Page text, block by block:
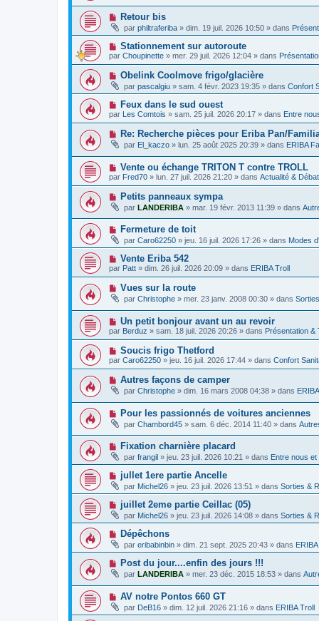
s
a
g
e
u
m
e
s
s
a
g
e
v
a
u
m
e
s
s
a
g
e
N
u
v
e
a
u
m
e
s
s
a
g
e
Retour bis
par philtraferiba » dim. 19 juil. 2026 10:50 » dans
N
o
u
e
a
u
m
e
s
s
a
g
e
Stationnement sur autoroute
par Choupinette » mer. 29 juil. 2026 12:04 » dans
N
u
v
e
a
u
m
e
s
s
a
g
e
Obelink Coolmove frigo/glacière
par pascalgiu » sam. 4 févr. 2023 19:35 » dans Confort
N
o
u
v
e
a
m
s
s
g
e
Feux dans le sud ouest
par Les Comtois » sam. 25 juil. 2026 20:17 » dans Entre
N
u
v
e
a
m
e
s
s
a
g
e
Re: Recherche pièces pour Eriba Pan/
par El_kaczo » lun. 25 août 2025 20:39 » dans ERIBA
N
o
u
v
e
a
u
m
e
s
s
a
g
e
Vente ou échange TRITON T contre TROLL
par Fred70 » lun. 27 juil. 2026 21:20 » dans Actualité &
N
u
v
a
u
m
s
s
a
g
Petits panneaux sympa
par LANDERIBA » mar. 19 févr. 2013 11:39 » dans
N
o
u
v
a
u
m
e
s
s
a
g
e
Fermeture de toit
par Caro62250 » jeu. 16 juil. 2026 17:26 » dans Modes
N
o
v
a
u
m
e
s
s
a
g
e
Vente Eriba 542
par Patt » dim. 26 juil. 2026 20:09 » dans ERIBA Troll
N
o
u
v
e
a
u
m
e
s
s
a
g
Vues sur la route
par Christophe » mer. 23 janv. 2008 00:30 » dans
N
o
u
v
e
a
u
m
e
s
s
g
e
Un petit bonjour avant un au revoir
par Berduz » sam. 18 juil. 2026 20:26 » dans Présentation &
N
o
u
e
a
m
e
s
s
a
g
e
Soucis frigo Thetford
par Caro62250 » jeu. 16 juil. 2026 17:44 » dans Confort
N
u
v
e
a
u
m
s
s
a
g
e
Autres façons de camper
par Christophe » dim. 16 mars 2008 04:38 » dans
N
u
v
a
u
m
e
s
s
a
g
e
Pour les passionnés de voitures anciennes
par Chambord45 » sam. 6 déc. 2014 11:40 » dans
N
u
v
e
a
u
m
e
s
s
a
g
e
Fixation charnière placard
par frangil » jeu. 23 juil. 2026 10:21 » dans Entre nous
N
o
u
v
e
a
u
m
e
s
s
a
g
e
jullet 1ere partie Ancelle
par Michel26 » jeu. 23 juil. 2026 13:51 » dans Sorties &
N
o
u
v
e
a
u
m
e
s
s
a
g
e
juillet 2eme partie Ceillac (05)
par Michel26 » jeu. 23 juil. 2026 14:08 » dans Sorties &
N
u
v
e
a
m
e
s
s
Dépêchons
par eribabinbin » dim. 21 sept. 2025 20:43 » dans
N
u
v
e
a
u
Post du jour....enfin des jours !!!
par LANDERIBA » mer. 23 déc. 2015 18:53 » dans
N
u
AV notre Pontos 660 GT
par DeB16 » dim. 12 juil. 2026 21:16 » dans ERIBA Troll